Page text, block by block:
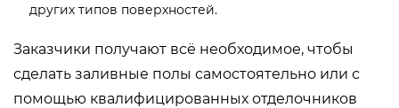
других типов поверхностей.
Заказчики получают всё необходимое, чтобы
сделать заливные полы самостоятельно или с
помощью квалифицированных отделочников